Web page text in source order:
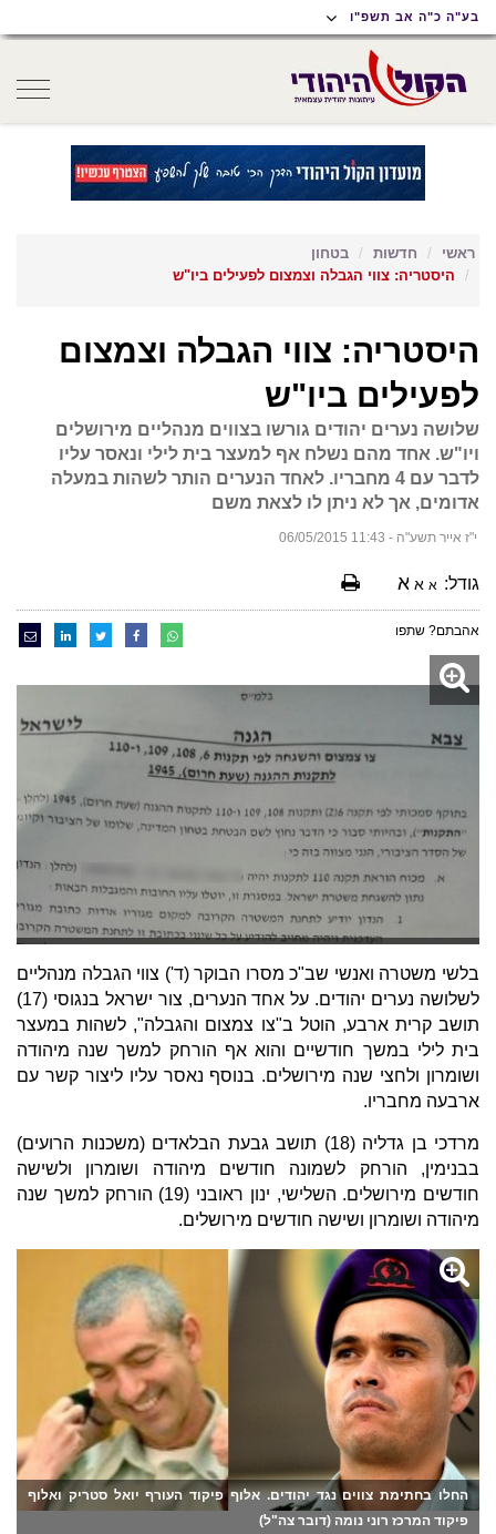
תפריט
נגישות
תפריט
ראשי
תוכן
ראשי
בע"ה כ"ה אב תשפ"ו
ראשי חדשות
בטחון
היסטריה: צווי הגבלה וצמצום לפעילים ביו"ש
היסטריה: צווי הגבלה וצמצום
לפעילים ביו"ש
שלושה נערים יהודים גורשו בצווים מנהליים מירושלים
ויו"ש. אחד מהם נשלח אף למעצר בית לילי ונאסר עליו
לדבר עם 4 מחבריו. לאחד הנערים הותר לשהות במעלה
אדומים, אך לא ניתן לו לצאת משם
י"ז אייר תשע"ה - 11:43 06/05/2015
גודל: א א א
אהבתם? שתפו
בלשי משטרה ואנשי שב"כ מסרו הבוקר (ד') צווי הגבלה מנהליים
לשלושה נערים יהודים. על אחד הנערים, צור ישראל בנגוסי (17)
תושב קרית ארבע, הוטל ב"צו צמצום והגבלה", לשהות במעצר
בית לילי במשך חודשיים והוא אף הורחק למשך שנה מיהודה
ושומרון ולחצי שנה מירושלים. בנוסף נאסר עליו ליצור קשר עם
ארבעה מחבריו.
מרדכי בן גדליה (18) תושב גבעת הבלאדים (משכנות הרועים)
בבנימין, הורחק לשמונה חודשים מיהודה ושומרון ולשישה
חודשים מירושלים. השלישי, ינון ראובני (19) הורחק למשך שנה
מיהודה ושומרון ושישה חודשים מירושלים.
החלו בחתימת צווים נגד יהודים. אלוף פיקוד העורף יואל סטריק ואלוף
פיקוד המרכז רוני נומה (דובר צה"ל)